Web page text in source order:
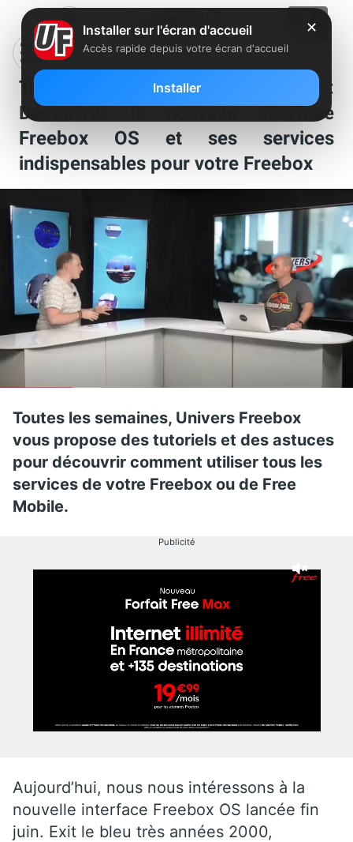
Tuto vidéo Univers Freebox :
Découvrez la nouvelle interface
Freebox OS et ses services
indispensables pour votre Freebox
Toutes les semaines, Univers Freebox
vous propose des tutoriels et des astuces
pour découvrir comment utiliser tous les
services de votre Freebox ou de Free
Mobile.
Publicité
Aujourd’hui, nous nous intéressons à la
nouvelle interface Freebox OS lancée fin
juin. Exit le bleu très années 2000,
✕
Installer sur l'écran d'accueil
Accès rapide depuis votre écran d'accueil
Installer